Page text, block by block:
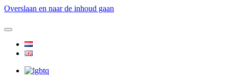
Overslaan en naar de inhoud gaan